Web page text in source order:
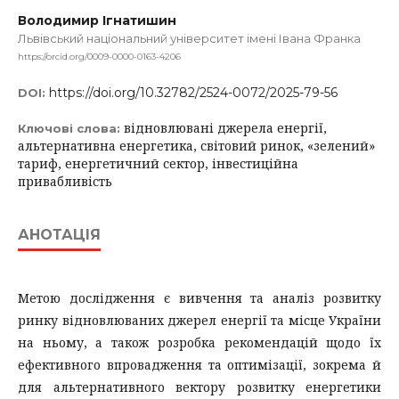
Володимир Ігнатишин
Львівський національний університет імені Івана Франка
https://orcid.org/0009-0000-0163-4206
DOI: https://doi.org/10.32782/2524-0072/2025-79-56
Ключові слова: відновлювані джерела енергії,
альтернативна енергетика, світовий ринок, «зелений»
тариф, енергетичний сектор, інвестиційна
привабливість
АНОТАЦІЯ
Метою дослідження є вивчення та аналіз розвитку
ринку відновлюваних джерел енергії та місце України
на ньому, а також розробка рекомендацій щодо їх
ефективного впровадження та оптимізації, зокрема й
для альтернативного вектору розвитку енергетики